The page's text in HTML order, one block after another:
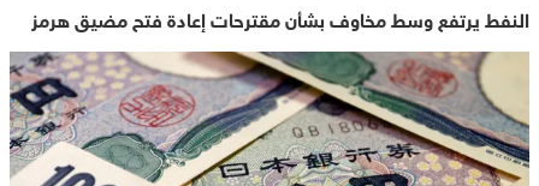
النفط يرتفع وسط مخاوف بشأن مقترحات إعادة فتح مضيق هرمز